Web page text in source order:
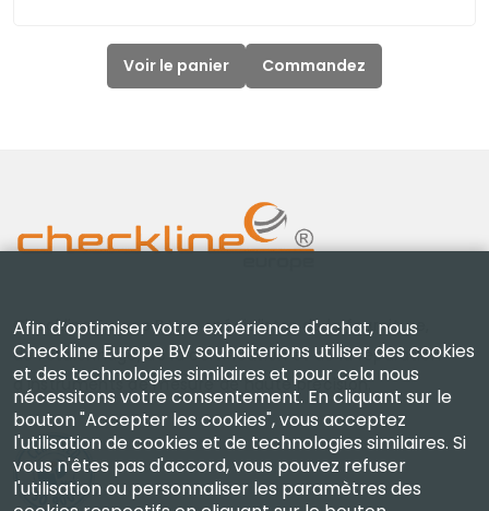
Voir le panier Commandez
Checkline Europe B.V. — spécialistes de la fourniture,
de l'étalonnage, de la certification et de la réparation
d'instruments de mesure de haute précision.
Afin d’optimiser votre expérience d'achat, nous
Checkline Europe BV souhaiterions utiliser des cookies
et des technologies similaires et pour cela nous
nécessitons votre consentement. En cliquant sur le
bouton "Accepter les cookies", vous acceptez
l'utilisation de cookies et de technologies similaires. Si
vous n'êtes pas d'accord, vous pouvez refuser
l'utilisation ou personnaliser les paramètres des